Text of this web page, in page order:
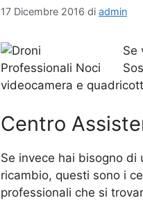
17 Dicembre 2016 di admin
Se
videocamera e
Centro
Se invece hai bisogno di
ricambio, questi sono i
professionali che si